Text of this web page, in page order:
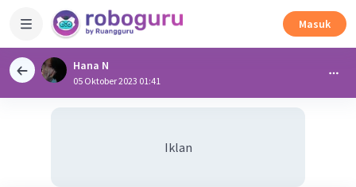
Masuk
Hana N
05 Oktober 2023 01:41
Iklan